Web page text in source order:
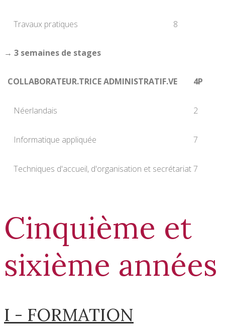
Travaux pratiques 8
→ 3 semaines de stages
COLLABORATEUR.TRICE ADMINISTRATIF.VE 4P
Néerlandais 2
Informatique appliquée 7
Techniques d'accueil, d'organisation et secrétariat7
Cinquième et
sixième années
I - FORMATION